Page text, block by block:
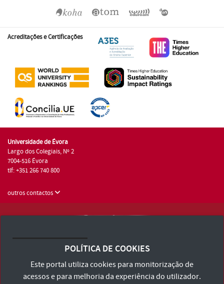
Acreditações e Certificações
Universidade de Évora
Largo dos Colegiais, Nº 2
7004-516 Évora
tlf: +351 266 740 800
outros contactos
Consulte os Termos e Condições e Política de Privacidade
Declaração de Acessibilidade
POLÍTICA DE COOKIES
Este portal utiliza cookies para monitorização de
acessos e para melhoria da experiência do utilizador.